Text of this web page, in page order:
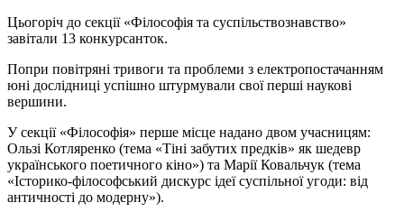
Цьогоріч до секції «Філософія та суспільствознавство»
завітали 13 конкурсанток.
Попри повітряні тривоги та проблеми з електропостачанням
юні дослідниці успішно штурмували свої перші наукові
вершини.
У секції «Філософія» перше місце надано двом учасницям:
Ользі Котляренко (тема «Тіні забутих предків» як шедевр
українського поетичного кіно») та Марії Ковальчук (тема
«Історико-філософський дискурс ідеї суспільної угоди: від
античності до модерну»).